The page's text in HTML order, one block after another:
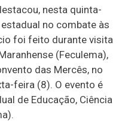
nesta quinta-
no combate às
foi feito durante visita
(Feculema),
das Mercês, no
feira (8). O evento é
de Educação, Ciência